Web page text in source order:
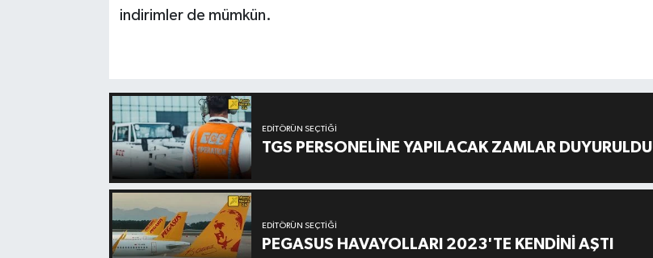
indirimler de mümkün.
EDITÖRÜN SEÇTIĞI
TGS PERSONELİNE YAPILACAK ZAMLAR DUYURULDU
EDITÖRÜN SEÇTIĞI
PEGASUS HAVAYOLLARI 2023'TE KENDİNİ AŞTI